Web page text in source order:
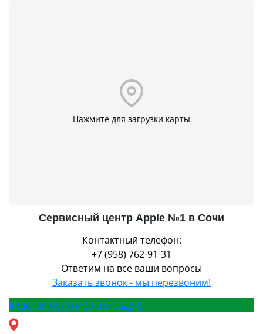
Нажмите для загрузки карты
Сервисный центр Apple №1 в Сочи
Контактный телефон:
+7 (958) 762-91-31
Ответим на все ваши вопросы
Заказать звонок - мы перезвоним!
Красная поляна (Эсто-Садок)